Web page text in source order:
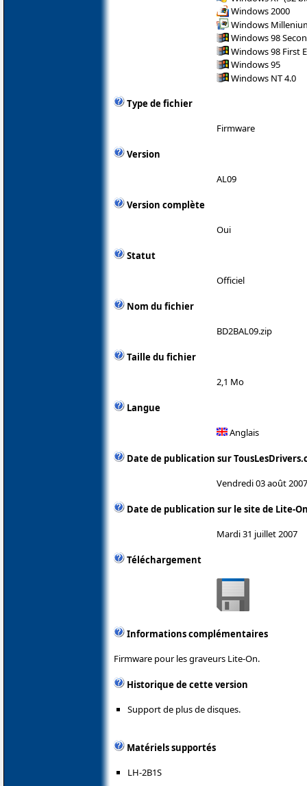
Windows 2000
Windows
Windows 98
Windows 98 First
Windows 95
Windows NT 4.0
Type de fichier
Firmware
Version
AL09
Version complète
Oui
Statut
Officiel
Nom du fichier
BD2BAL09.zip
Taille du fichier
2,1 Mo
Langue
Anglais
Date de publication sur
Vendredi 03 août 2007
Date de publication sur le site de Lite-
Mardi 31 juillet 2007
Téléchargement
Informations complémentaires
Firmware pour les graveurs Lite-On.
Historique de cette version
Support de plus de disques.
Matériels supportés
LH-2B1S